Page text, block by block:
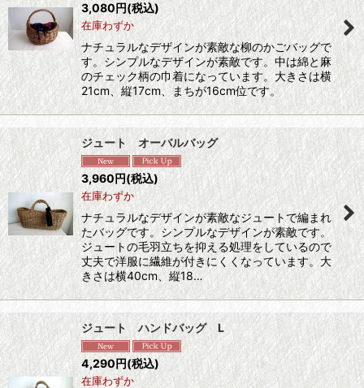
3,080円(税込)
在庫わずか
ナチュラルなデザインが素敵な柳のかごバッグで
す。シンプルなデザインが素敵です。中は綿と麻
のチェック柄の巾着になっています。大きさは横
21cm、縦17cm、まちが16cm位です。
ジュート オーバルバッグ
3,960円(税込)
在庫わずか
ナチュラルなデザインが素敵なジュートで編まれ
たバッグです。シンプルなデザインが素敵です。
ジュートの毛羽立ちを抑える処理をしているので
丈夫で洋服に繊維が付きにくくなっています。大
きさは横40cm、縦18…
ジュート ハンドバッグ L
4,290円(税込)
在庫わずか